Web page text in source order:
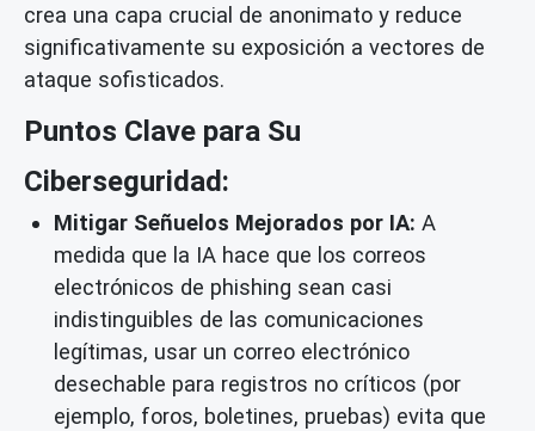
crea una capa crucial de anonimato y reduce
significativamente su exposición a vectores de
ataque sofisticados.
Puntos Clave para Su
Ciberseguridad:
Mitigar Señuelos Mejorados por IA: A
medida que la IA hace que los correos
electrónicos de phishing sean casi
indistinguibles de las comunicaciones
legítimas, usar un correo electrónico
desechable para registros no críticos (por
ejemplo, foros, boletines, pruebas) evita que